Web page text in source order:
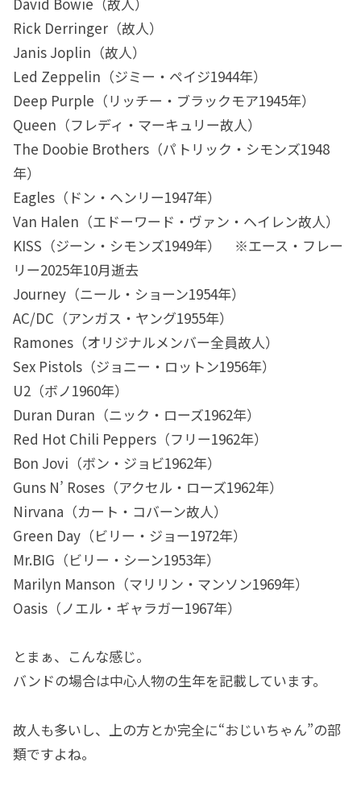
Rick Derringer（故人）
Janis Joplin（故人）
Led Zeppelin（ジミー・ペイジ1944年）
Deep Purple（リッチー・ブラックモア1945年）
Queen（フレディ・マーキュリー故人）
The Doobie Brothers（パトリック・シモンズ1948
年）
Eagles（ドン・ヘンリー1947年）
Van Halen（エドーワード・ヴァン・ヘイレン故人）
KISS（ジーン・シモンズ1949年） ※エース・フレー
リー2025年10月逝去
Journey（ニール・ショーン1954年）
AC/DC（アンガス・ヤング1955年）
Ramones（オリジナルメンバー全員故人）
Sex Pistols（ジョニー・ロットン1956年）
U2（ボノ1960年）
Duran Duran（ニック・ローズ1962年）
Red Hot Chili Peppers（フリー1962年）
Bon Jovi（ボン・ジョビ1962年）
Guns N’ Roses（アクセル・ローズ1962年）
Nirvana（カート・コバーン故人）
Green Day（ビリー・ジョー1972年）
Mr.BIG（ビリー・シーン1953年）
Marilyn Manson（マリリン・マンソン1969年）
Oasis（ノエル・ギャラガー1967年）
とまぁ、こんな感じ。
バンドの場合は中心人物の生年を記載しています。
故人も多いし、上の方とか完全に“おじいちゃん”の部
類ですよね。